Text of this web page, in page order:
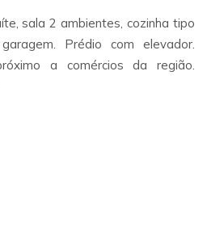
sala 2 ambientes, cozinha tipo
Prédio com elevador.
a comércios da região.